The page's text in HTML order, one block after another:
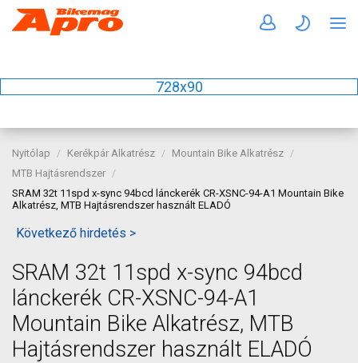
728x90
Nyitólap Kerékpár Alkatrész
Mountain Bike Alkatrész
MTB Hajtásrendszer
SRAM 32t 11spd x-sync 94bcd lánckerék CR-XSNC-94-A1 Mountain Bike
Alkatrész, MTB Hajtásrendszer használt ELADÓ
Következő hirdetés >
SRAM 32t 11spd x-sync 94bcd
lánckerék CR-XSNC-94-A1
Mountain Bike Alkatrész, MTB
Hajtásrendszer használt ELADÓ